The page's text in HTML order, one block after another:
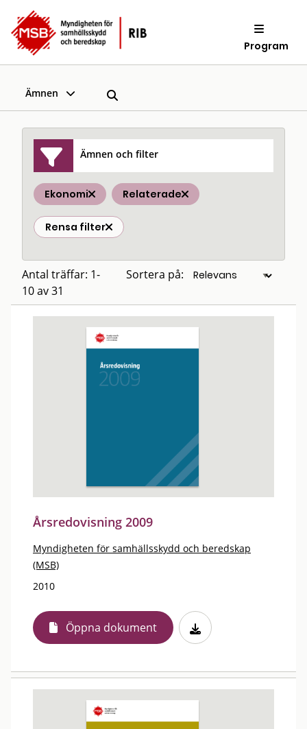
Program
Ämnen
Ämnen och filter
Ekonomi Relaterade
Rensa filter
Antal träffar: 1-
10 av 31
Sortera på:
Årsredovisning 2009
Myndigheten för samhällsskydd och beredskap
(MSB)
2010
Öppna dokument